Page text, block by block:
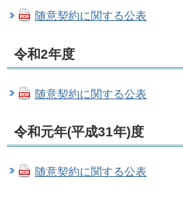
随意契約に関する公表
令和2年度
随意契約に関する公表
令和元年(平成31年)度
随意契約に関する公表